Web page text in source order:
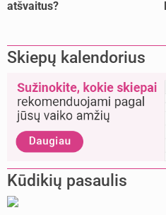
atšvaitus?
Skiepų kalendorius
Kūdikių pasaulis